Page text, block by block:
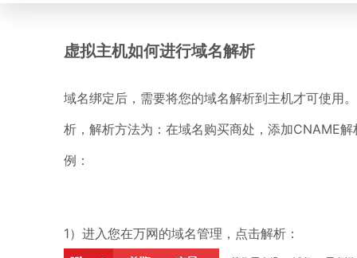
虚拟主机如何进行域名解析
域名绑定后，需要将您的域名解析到主机才可使用
析，解析方法为：在域名购买商处，添加CNAME解
例：
1）进入您在万网的域名管理，点击解析：